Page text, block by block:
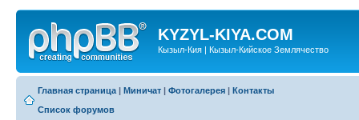
KYZYL-KIYA.COM
Кызыл-Кия | Кызыл-Кийское Землячество
Главная страница | Миничат | Фотогалерея | Контакты
Список форумов